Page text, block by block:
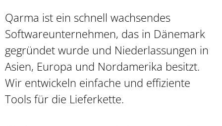
Qarma ist ein schnell wachsendes
Softwareunternehmen, das in Dänemark
gegründet wurde und Niederlassungen in
Asien, Europa und Nordamerika besitzt.
Wir entwickeln einfache und effiziente
Tools für die Lieferkette.